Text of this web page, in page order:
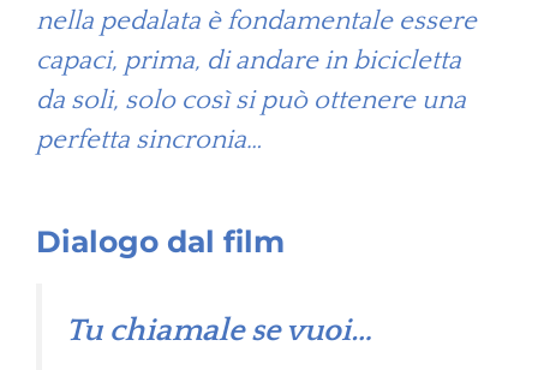
nella pedalata è fondamentale essere
capaci, prima, di andare in bicicletta
da soli, solo così si può ottenere una
perfetta sincronia…
Dialogo dal film
Tu chiamale se vuoi…